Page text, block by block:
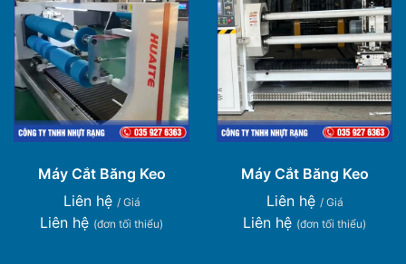
Máy Cắt Băng Keo
Liên hệ / Giá
Liên hệ (đơn tối thiểu)
Máy Cắt Băng Keo
Liên hệ / Giá
Liên hệ (đơn tối thiểu)